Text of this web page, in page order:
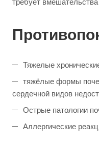
требует
Тяжелые
тяжёлые формы
сердечной видов
Острые патологии
Аллергические